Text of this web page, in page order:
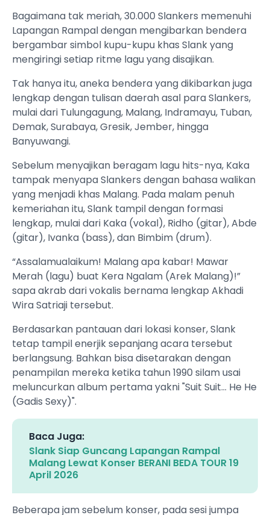
Bagaimana tak meriah, 30.000 Slankers memenuhi
Lapangan Rampal dengan mengibarkan bendera
bergambar simbol kupu-kupu khas Slank yang
mengiringi setiap ritme lagu yang disajikan.
Tak hanya itu, aneka bendera yang dikibarkan juga
lengkap dengan tulisan daerah asal para Slankers,
mulai dari Tulungagung, Malang, Indramayu, Tuban,
Demak, Surabaya, Gresik, Jember, hingga
Banyuwangi.
Sebelum menyajikan beragam lagu hits-nya, Kaka
tampak menyapa Slankers dengan bahasa walikan
yang menjadi khas Malang. Pada malam penuh
kemeriahan itu, Slank tampil dengan formasi
lengkap, mulai dari Kaka (vokal), Ridho (gitar), Abde
(gitar), Ivanka (bass), dan Bimbim (drum).
“Assalamualaikum! Malang apa kabar! Mawar
Merah (lagu) buat Kera Ngalam (Arek Malang)!”
sapa akrab dari vokalis bernama lengkap Akhadi
Wira Satriaji tersebut.
Berdasarkan pantauan dari lokasi konser, Slank
tetap tampil enerjik sepanjang acara tersebut
berlangsung. Bahkan bisa disetarakan dengan
penampilan mereka ketika tahun 1990 silam usai
meluncurkan album pertama yakni "Suit Suit... He He
(Gadis Sexy)".
Baca Juga:
Slank Siap Guncang Lapangan Rampal
Malang Lewat Konser BERANI BEDA TOUR 19
April 2026
Beberapa jam sebelum konser, pada sesi jumpa